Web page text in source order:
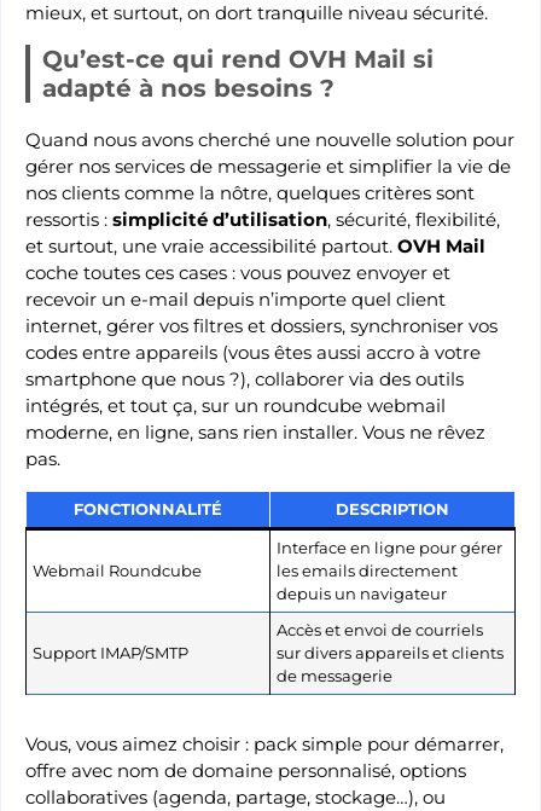
mieux, et surtout, on dort tranquille niveau sécurité.
Qu’est-ce qui rend OVH Mail si
adapté à nos besoins ?
Quand nous avons cherché une nouvelle solution pour
gérer nos services de messagerie et simplifier la vie de
nos clients comme la nôtre, quelques critères sont
ressortis : simplicité d’utilisation, sécurité, flexibilité,
et surtout, une vraie accessibilité partout. OVH Mail
coche toutes ces cases : vous pouvez envoyer et
recevoir un e-mail depuis n’importe quel client
internet, gérer vos filtres et dossiers, synchroniser vos
codes entre appareils (vous êtes aussi accro à votre
smartphone que nous ?), collaborer via des outils
intégrés, et tout ça, sur un roundcube webmail
moderne, en ligne, sans rien installer. Vous ne rêvez
pas.
FONCTIONNALITÉ DESCRIPTION
Webmail Roundcube
Interface en ligne pour gérer
les emails directement
depuis un navigateur
Support IMAP/SMTP
Accès et envoi de courriels
sur divers appareils et clients
de messagerie
Vous, vous aimez choisir : pack simple pour démarrer,
offre avec nom de domaine personnalisé, options
collaboratives (agenda, partage, stockage…), ou